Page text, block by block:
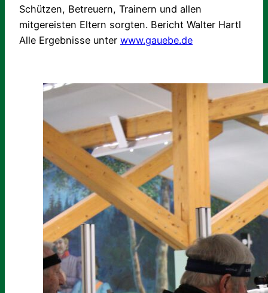
Schützen, Betreuern, Trainern und allen
mitgereisten Eltern sorgten. Bericht Walter Hartl
Alle Ergebnisse unter www.gauebe.de